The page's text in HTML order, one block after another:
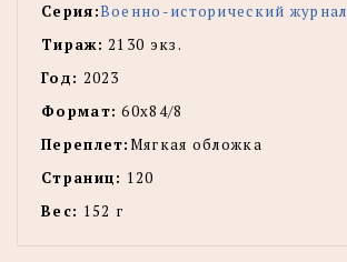
Серия:Военно-исторический журнал
Тираж: 2130 экз.
Год: 2023
Формат: 60х84/8
Переплет:Мягкая обложка
Страниц: 120
Вес: 152 г